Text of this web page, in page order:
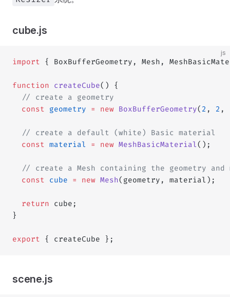
cube.js
js
import { BoxBufferGeometry, Mesh,
function createCube() {
  // create a geometry
  const
geometry = new BoxBufferGeometry( 2 , 2 ,
  // create a default (white) Basic material
  const
material = new MeshBasicMaterial();
// create a Mesh containing the geometry and
  const
cube = new Mesh(geometry, material);
  return
cube;
}
export { createCube };
scene.js